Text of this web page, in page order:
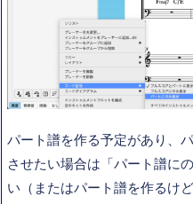
パート譜を作る予定があり、
させたい場合は「パート譜に
い（またはパート譜を作るけ